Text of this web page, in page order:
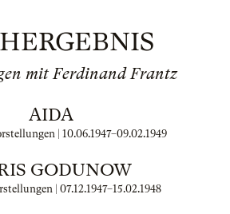
mit Ferdinand Frantz
AIDA
| 10.06.1947–09.02.1949
GODUNOW
| 07.12.1947–15.02.1948